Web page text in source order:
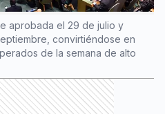
aprobada el 29 de julio y
convirtiéndose en
de la semana de alto